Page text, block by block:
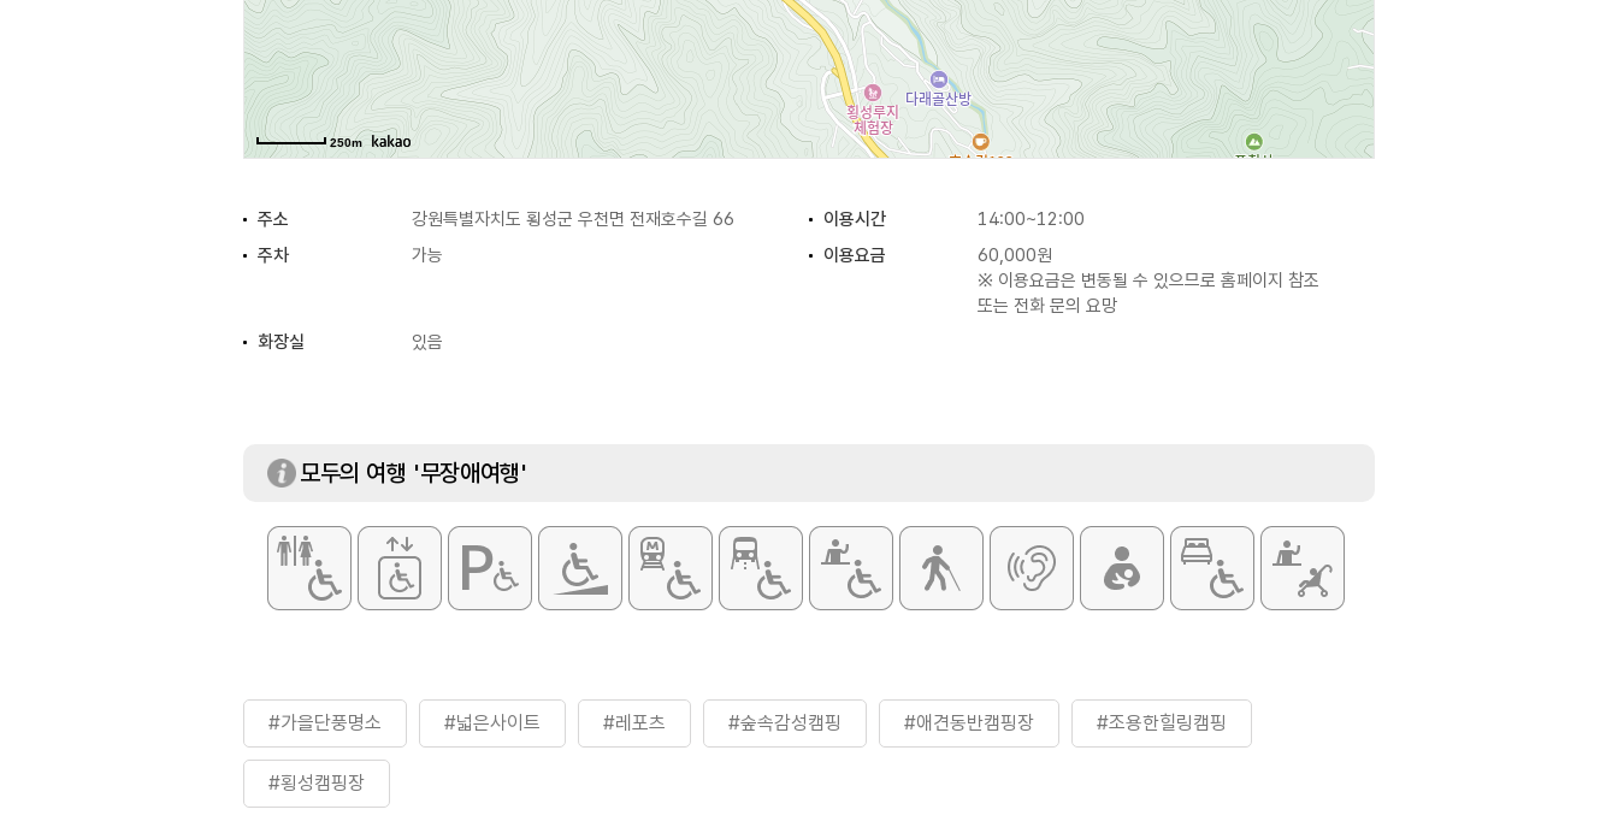
250m
주소 강원특별자치도 횡성군 우천면 전재호수길 66 이용시간
14:00~12:00
주차
가능 이용요금
60,000원
※ 이용요금은 변동될 수 있으므로 홈페이지 참조
또는 전화 문의 요망
화장실
있음
모두의 여행 '무장애여행'
#가을단풍명소 #넓은사이트 #레포츠 #숲속감성캠핑 #애견동반캠핑장 #조용한힐링캠핑
#횡성캠핑장